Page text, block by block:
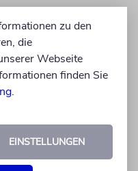
zu den
die
Webseite
finden Sie
.
EINSTELLUNGEN